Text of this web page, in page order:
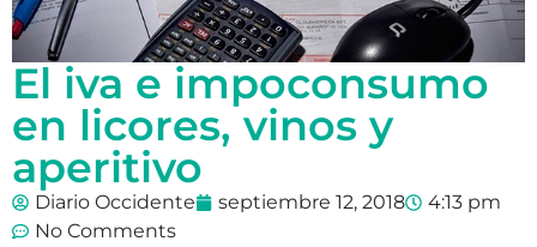
El iva e impoconsumo
en licores, vinos y
aperitivo
Diario Occidente septiembre 12, 2018
4:13 pm
No Comments